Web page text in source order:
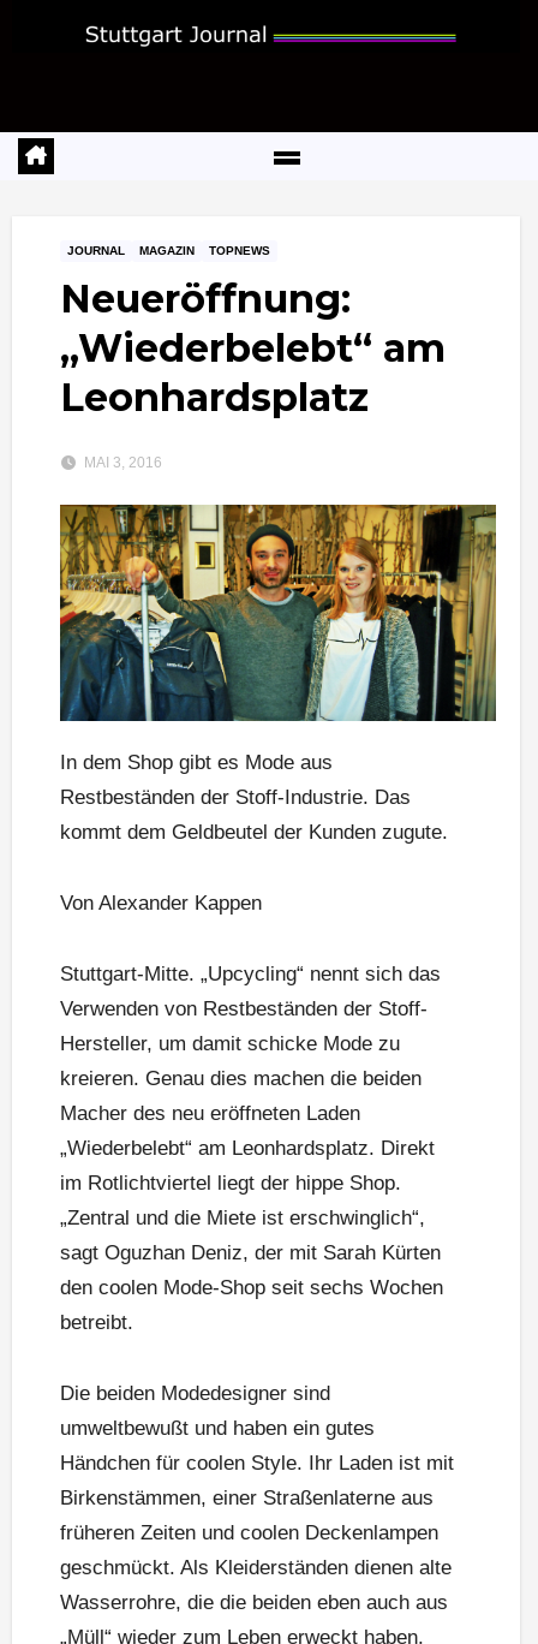
JOURNAL MAGAZIN TOPNEWS
Neueröffnung:
„Wiederbelebt“ am
Leonhardsplatz
MAI 3, 2016
In dem Shop gibt es Mode aus
Restbeständen der Stoff-Industrie. Das
kommt dem Geldbeutel der Kunden zugute.
Von Alexander Kappen
Stuttgart-Mitte. „Upcycling“ nennt sich das
Verwenden von Restbeständen der Stoff-
Hersteller, um damit schicke Mode zu
kreieren. Genau dies machen die beiden
Macher des neu eröffneten Laden
„Wiederbelebt“ am Leonhardsplatz. Direkt
im Rotlichtviertel liegt der hippe Shop.
„Zentral und die Miete ist erschwinglich“,
sagt Oguzhan Deniz, der mit Sarah Kürten
den coolen Mode-Shop seit sechs Wochen
betreibt.
Die beiden Modedesigner sind
umweltbewußt und haben ein gutes
Händchen für coolen Style. Ihr Laden ist mit
Birkenstämmen, einer Straßenlaterne aus
früheren Zeiten und coolen Deckenlampen
geschmückt. Als Kleiderständen dienen alte
Wasserrohre, die die beiden eben auch aus
„Müll“ wieder zum Leben erweckt haben.